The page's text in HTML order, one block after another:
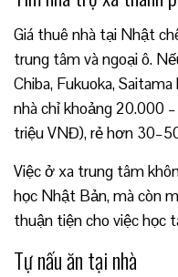
Giá thuê nhà tại Nhật
trung tâm và ngoại ô.
Chiba, Fukuoka,
nhà chỉ khoảng 20.000
triệu VNĐ), rẻ hơn
Việc ở xa trung tâm
học Nhật Bản, mà còn
thuận tiện cho việc học
Tự nấu ăn tại nhà